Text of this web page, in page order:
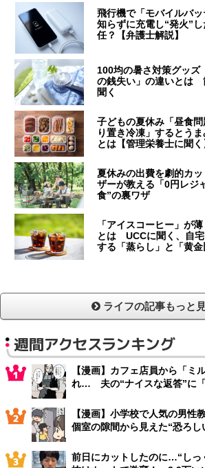
飛行機で「モバイルバ
知らずに充電し“発火”
任？【弁護士解説】
100均の暑さ対策グッズ
の銭失い」の違いとは
聞く
子どもの夏休み「昼食
り置き冷凍」するとう
とは【管理栄養士に聞く
夏休みの出費を劇的カ
ザーが教える「0円レジ
食”の裏ワザ
「アイスコーヒー」が
とは UCCに聞く、自
する「蒸らし」と「黄金
ライフの記事もっと
週間アクセスランキング
【漫画】カフェ店員から「ミ
れ… 夫の“ナイスな返答”に「
【漫画】小学校で人気の男
個室の隙間から見えた“恐ろし
前日にカットしたのに…“し